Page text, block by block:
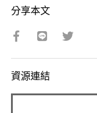
分享本文
資源連結